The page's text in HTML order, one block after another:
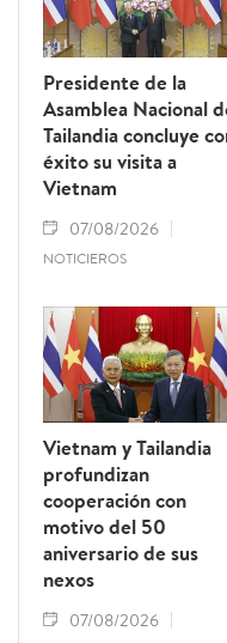
Presidente de la
Asamblea Nacional
Tailandia concluye
éxito su visita a
Vietnam
07/08/2026
NOTICIEROS
Vietnam y Tailandia
profundizan
cooperación con
motivo del 50
aniversario de sus
nexos
07/08/2026